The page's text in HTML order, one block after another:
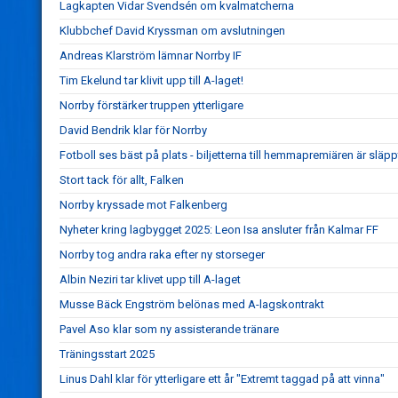
Lagkapten Vidar Svendsén om kvalmatcherna
Klubbchef David Kryssman om avslutningen
Andreas Klarström lämnar Norrby IF
Tim Ekelund tar klivit upp till A-laget!
Norrby förstärker truppen ytterligare
David Bendrik klar för Norrby
Fotboll ses bäst på plats - biljetterna till hemmapremiären är
Stort tack för allt, Falken
Norrby kryssade mot Falkenberg
Nyheter kring lagbygget 2025: Leon Isa ansluter från Kalmar FF
Norrby tog andra raka efter ny storseger
Albin Neziri tar klivet upp till A-laget
Musse Bäck Engström belönas med A-lagskontrakt
Pavel Aso klar som ny assisterande tränare
Träningsstart 2025
Linus Dahl klar för ytterligare ett år "Extremt taggad på att vinna"